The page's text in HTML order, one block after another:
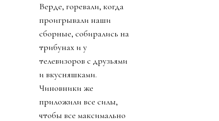
Верде, горевали, когда
проигрывали наши
сборные, собирались на
трибунах и у
телевизоров с друзьями
и вкусняшками.
Чиновники же
приложили все силы,
чтобы все максимально